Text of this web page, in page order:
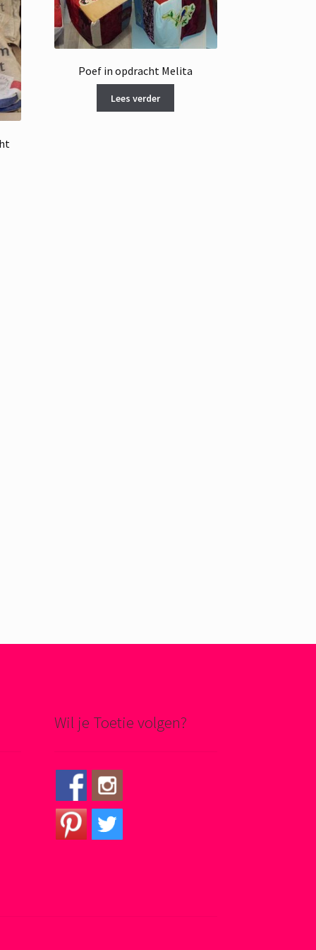
Poef in opdracht Melita
Lees verder
Wil je Toetie volgen?